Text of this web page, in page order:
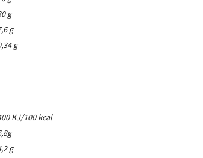
g
g
g
KJ/100 kcal
g